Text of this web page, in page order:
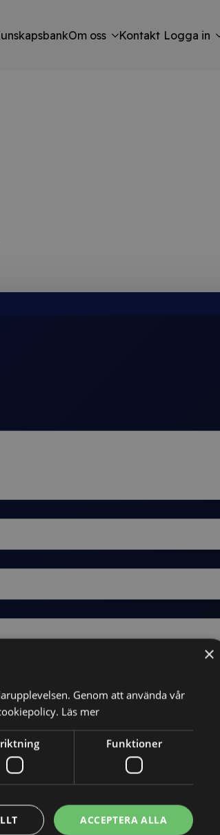
Om oss Kontakt Logga in
×
Genom att använda vår
Läs mer
Funktioner
ACCEPTERA ALLA